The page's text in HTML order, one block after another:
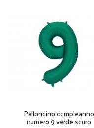
Palloncino compleanno
numero 9 verde scuro